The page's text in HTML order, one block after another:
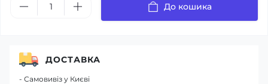
До кошика
ДОСТАВКА
- Самовивіз у Києві